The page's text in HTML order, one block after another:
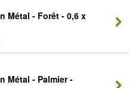
Métal - Forêt - 0,6 x
Métal - Palmier -